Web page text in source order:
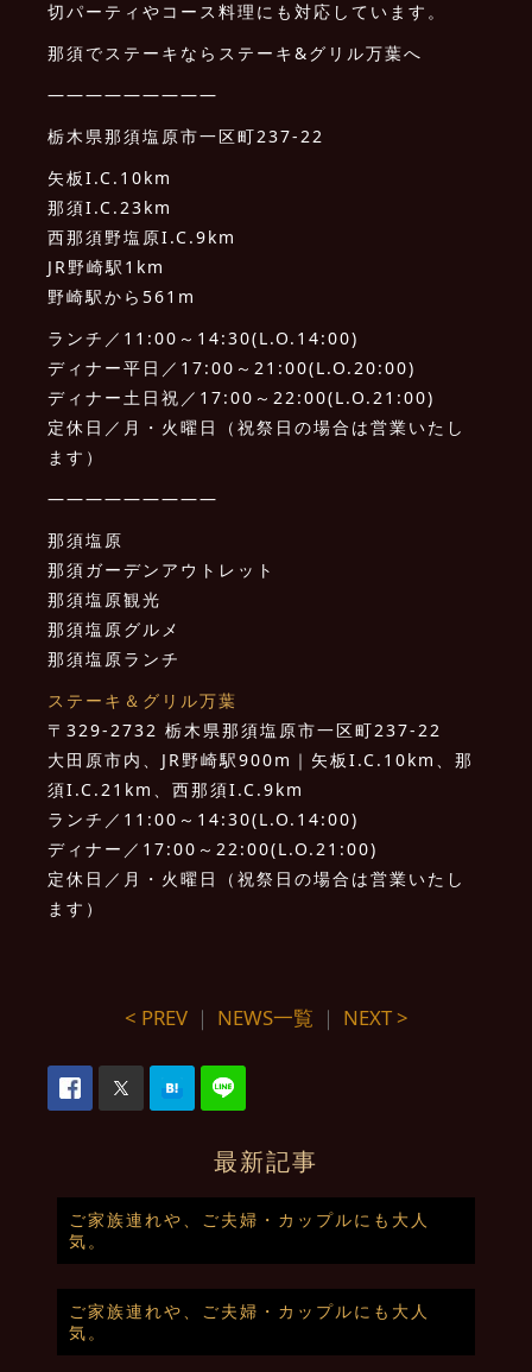
切パーティやコース料理にも対応しています。
那須でステーキならステーキ&グリル万葉へ
—————————
栃木県那須塩原市一区町237-22
矢板I.C.10km
那須I.C.23km
西那須野塩原I.C.9km
JR野崎駅1km
野崎駅から561m
ランチ／11:00～14:30(L.O.14:00)
ディナー平日／17:00～21:00(L.O.20:00)
ディナー土日祝／17:00～22:00(L.O.21:00)
定休日／月・火曜日（祝祭日の場合は営業いたし
ます）
—————————
那須塩原
那須ガーデンアウトレット
那須塩原観光
那須塩原グルメ
那須塩原ランチ
ステーキ＆グリル万葉
〒329-2732 栃木県那須塩原市一区町237-22
大田原市内、JR野崎駅900m｜矢板I.C.10km、那
須I.C.21km、西那須I.C.9km
ランチ／11:00～14:30(L.O.14:00)
ディナー／17:00～22:00(L.O.21:00)
定休日／月・火曜日（祝祭日の場合は営業いたし
ます）
< PREV｜ NEWS一覧 ｜ NEXT >
最新記事
ご家族連れや、ご夫婦・カップルにも大人
気。
ご家族連れや、ご夫婦・カップルにも大人
気。